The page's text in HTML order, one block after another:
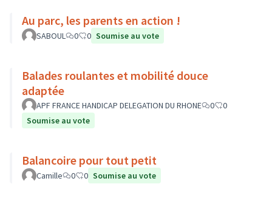
Au parc, les parents en action !
SABOUL 0 0 Soumise au vote
Balades roulantes et mobilité douce
adaptée
APF FRANCE HANDICAP DELEGATION DU RHONE 0
0
Soumise au vote
Balancoire pour tout petit
Camille 0 0 Soumise au vote